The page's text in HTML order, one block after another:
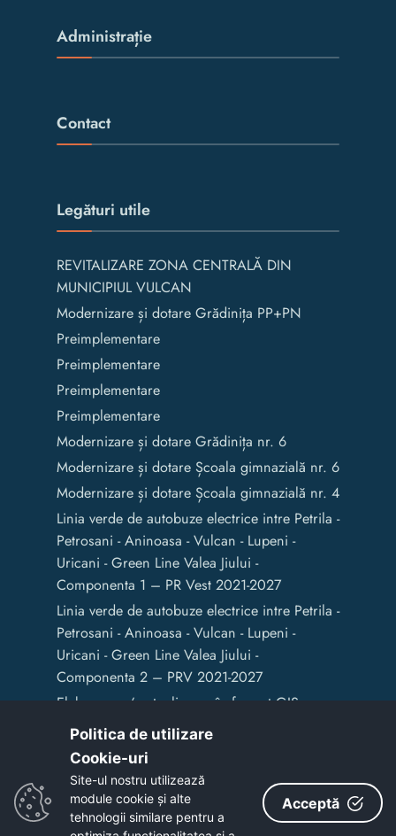
Administrație
Contact
Legături utile
REVITALIZARE ZONA CENTRALĂ DIN
MUNICIPIUL VULCAN
Modernizare și dotare Grădinița PP+PN
Preimplementare
Preimplementare
Preimplementare
Preimplementare
Modernizare și dotare Grădinița nr. 6
Modernizare și dotare Școala gimnazială nr. 6
Modernizare și dotare Școala gimnazială nr. 4
Linia verde de autobuze electrice intre Petrila -
Petrosani - Aninoasa - Vulcan - Lupeni -
Uricani - Green Line Valea Jiului -
Componenta 1 – PR Vest 2021-2027
Linia verde de autobuze electrice intre Petrila -
Petrosani - Aninoasa - Vulcan - Lupeni -
Uricani - Green Line Valea Jiului -
Componenta 2 – PRV 2021-2027
Elaborarea / actualizarea în format GIS a
documentelor de amenajare a teritoriului și
de planificare urbană a Municipiului Vulcan
Copyright © 2020 - Primaria Municipiului Vulcan
Politica de utilizare
Cookie-uri‎
Site-ul nostru utilizează
module cookie și alte
tehnologii similare pentru a
Acceptă